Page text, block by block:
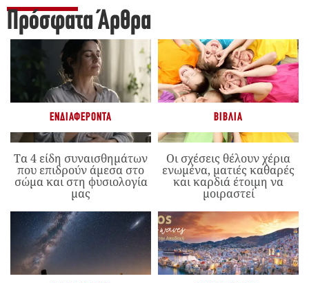
Πρόσφατα Άρθρα
ΕΝΔΙΑΦΈΡΟΝΤΑ
Τα 4 είδη συναισθημάτων
που επιδρούν άμεσα στο
σώμα και στη φυσιολογία
μας
ΒΙΒΛΊΑ
Οι σχέσεις θέλουν χέρια
ενωμένα, ματιές καθαρές
και καρδιά έτοιμη να
μοιραστεί